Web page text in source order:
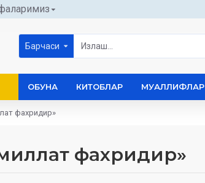
Барчаси
ОБУНА КИТОБЛАР МУАЛЛИФЛАР
фахридир»
фахридир»